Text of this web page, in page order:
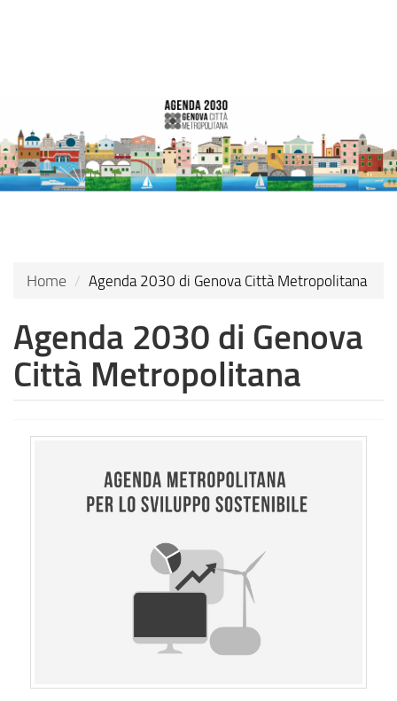
main
content
Home Agenda 2030 di Genova Città Metropolitana
Agenda 2030 di Genova
Città Metropolitana